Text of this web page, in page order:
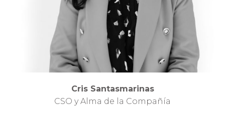
Cris Santasmarinas
CSO y Alma de la Compañía